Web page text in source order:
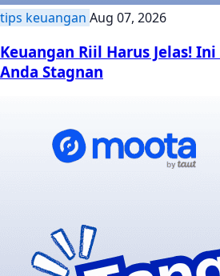
tips keuangan Aug 07, 2026
Keuangan Riil Harus Jelas!
Anda Stagnan